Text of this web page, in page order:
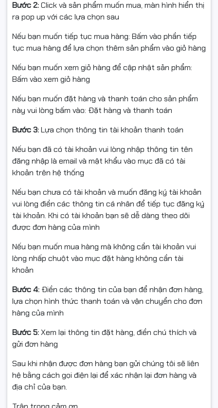
Bước 2:Click và sản phẩm muốn mua, màn hình hiển thị
ra pop up với các lựa chọn sau
Nếu bạn muốn tiếp tục mua hàng: Bấm vào phần tiếp
tục mua hàng để lựa chọn thêm sản phẩm vào giỏ hàng
Nếu bạn muốn xem giỏ hàng để cập nhật sản phẩm:
Bấm vào xem giỏ hàng
Nếu bạn muốn đặt hàng và thanh toán cho sản phẩm
này vui lòng bấm vào: Đặt hàng và thanh toán
Bước 3:Lựa chọn thông tin tài khoản thanh toán
Nếu bạn đã có tài khoản vui lòng nhập thông tin tên
đăng nhập là email và mật khẩu vào mục đã có tài
khoản trên hệ thống
Nếu bạn chưa có tài khoản và muốn đăng ký tài khoản
vui lòng điền các thông tin cá nhân để tiếp tục đăng ký
tài khoản. Khi có tài khoản bạn sẽ dễ dàng theo dõi
được đơn hàng của mình
Nếu bạn muốn mua hàng mà không cần tài khoản vui
lòng nhấp chuột vào mục đặt hàng không cần tài
khoản
Bước 4: Điền các thông tin của bạn để nhận đơn hàng,
lựa chọn hình thức thanh toán và vận chuyển cho đơn
hàng của mình
Bước 5:Xem lại thông tin đặt hàng, điền chú thích và
gửi đơn hàng
Sau khi nhận được đơn hàng bạn gửi chúng tôi sẽ liên
hệ bằng cách gọi điện lại để xác nhận lại đơn hàng và
địa chỉ của bạn.